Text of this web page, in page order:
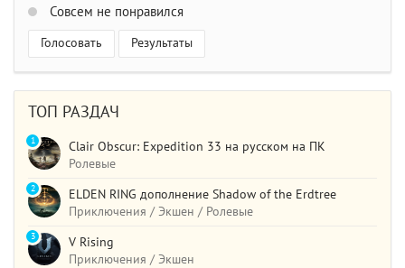
Совсем не понравился
Голосовать Результаты
ТОП РАЗДАЧ
Clair Obscur: Expedition 33 на русском на ПК
Ролевые
1
ELDEN RING дополнение Shadow of the Erdtree
Приключения / Экшен / Ролевые
2
V Rising
Приключения / Экшен
3